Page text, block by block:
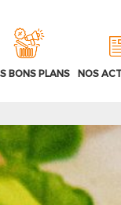
BONS PLANS NOS